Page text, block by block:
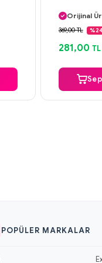
Orijinal
Güvenli
369,00 TL %24
281,00 TL
POPÜLER MARKALAR